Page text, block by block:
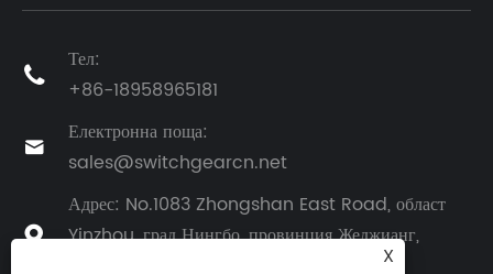

Тел:
+86-18958965181

Електронна поща:
sales@switchgearcn.net

Адрес: No.1083 Zhongshan East Road, област
Yinzhou, град Нингбо, провинция Жеджианг,
X